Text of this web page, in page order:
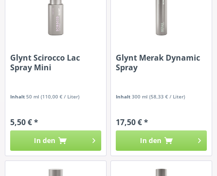
Glynt Scirocco Lac
Spray Mini
Inhalt50 ml(110,00 € / Liter)
5,50 € *
In den
Glynt Merak Dynamic
Spray
Inhalt300 ml(58,33 € / Liter)
17,50 € *
In den